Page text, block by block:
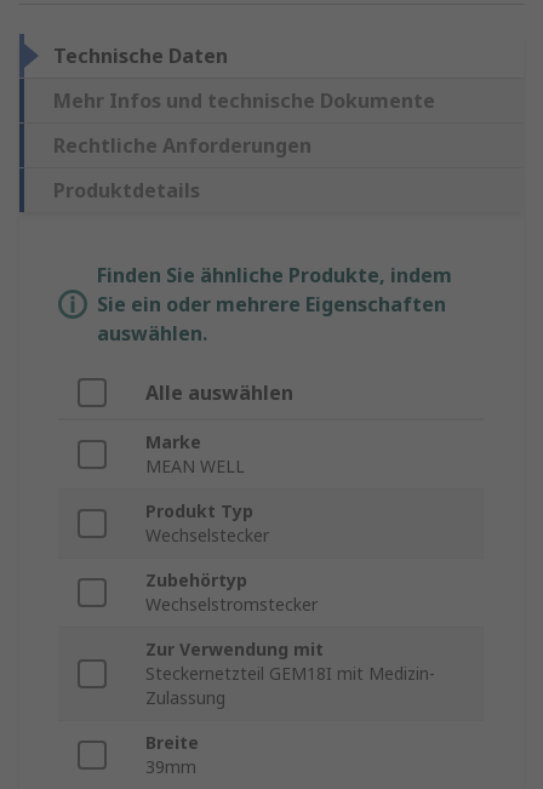
Technische Daten
Mehr Infos und technische Dokumente
Rechtliche Anforderungen
Produktdetails
Finden Sie ähnliche Produkte, indem
Sie ein oder mehrere Eigenschaften
auswählen.
Alle auswählen
Marke
MEAN WELL
Produkt Typ
Wechselstecker
Zubehörtyp
Wechselstromstecker
Zur Verwendung mit
Steckernetzteil GEM18I mit Medizin-
Zulassung
Breite
39mm